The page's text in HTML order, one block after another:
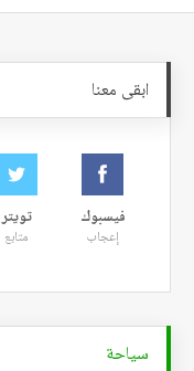
ابقى معنا
فيسبوك
إعجاب
تويتر
متابع
سياحة